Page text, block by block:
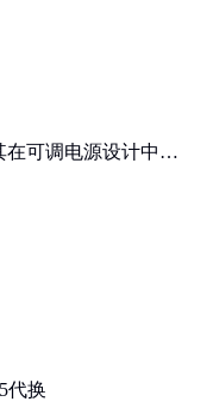
在可调电源设计中的
代换